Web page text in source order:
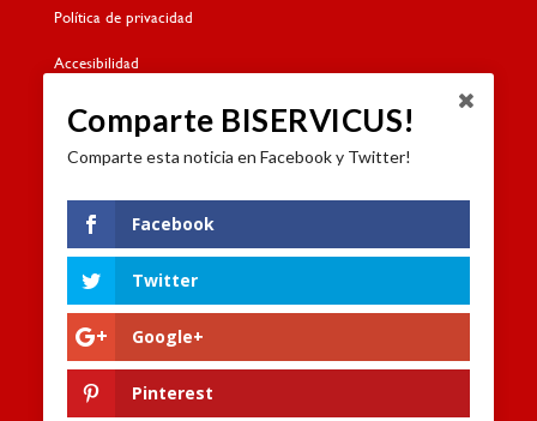
Política de privacidad
Accesibilidad
Política de cookies
Contacto
Formulario de contacto
Trabaja con nosotros
Canal de denuncias
Comparte BISERVICUS!
Comparte esta noticia en Facebook y Twitter!
Facebook
Twitter
Google+
Pinterest